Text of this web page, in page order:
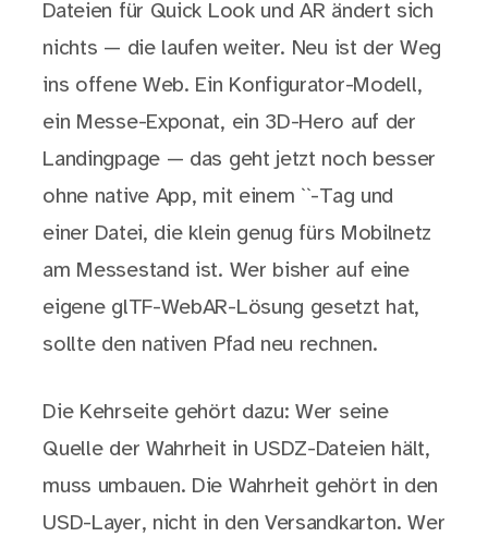
Dateien für Quick Look und AR ändert sich
nichts — die laufen weiter. Neu ist der Weg
ins offene Web. Ein Konfigurator-Modell,
ein Messe-Exponat, ein 3D-Hero auf der
Landingpage — das geht jetzt noch besser
ohne native App, mit einem ``-Tag und
einer Datei, die klein genug fürs Mobilnetz
am Messestand ist. Wer bisher auf eine
eigene glTF-WebAR-Lösung gesetzt hat,
sollte den nativen Pfad neu rechnen.
Die Kehrseite gehört dazu: Wer seine
Quelle der Wahrheit in USDZ-Dateien hält,
muss umbauen. Die Wahrheit gehört in den
USD-Layer, nicht in den Versandkarton. Wer